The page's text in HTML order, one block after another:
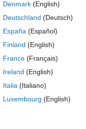
to add a chopper
around 550 to 600 V).
for the time being (pulse
cycle with a PI
always output a 0 to 1
Denmark (English)
Deutschland (Deutsch)
España (Español)
Finland (English)
France (Français)
Ireland (English)
Italia (Italiano)
Luxembourg (English)